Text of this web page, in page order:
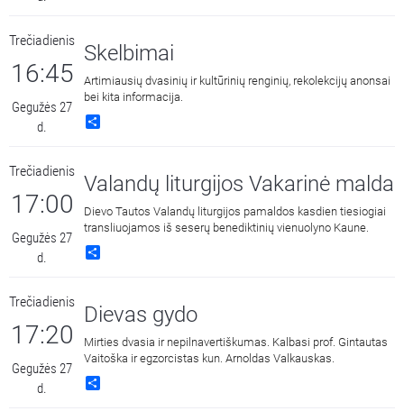
Trečiadienis
16:45
Gegužės 27
d.
Skelbimai
Artimiausių dvasinių ir kultūrinių renginių, rekolekcijų anonsai
bei kita informacija.
Trečiadienis
17:00
Gegužės 27
d.
Valandų liturgijos Vakarinė malda
Dievo Tautos Valandų liturgijos pamaldos kasdien tiesiogiai
transliuojamos iš seserų benediktinių vienuolyno Kaune.
Trečiadienis
17:20
Gegužės 27
d.
Dievas gydo
Mirties dvasia ir nepilnavertiškumas. Kalbasi prof. Gintautas
Vaitoška ir egzorcistas kun. Arnoldas Valkauskas.